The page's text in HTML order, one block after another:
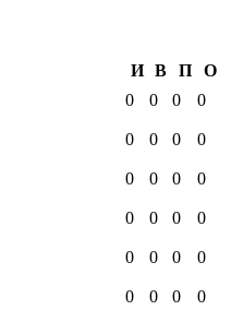
И В П
О
0 0 0 0
0 0 0 0
0 0 0 0
0 0 0 0
0 0 0 0
0 0 0 0